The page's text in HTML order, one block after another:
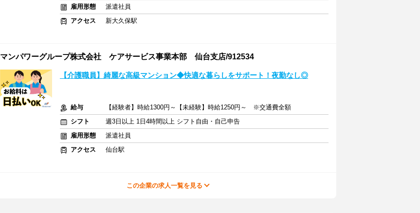
雇用形態
派遣社員
アクセス
新大久保駅
マンパワーグループ株式会社 ケアサービス事業本部 仙台支店/912534
【介護職員】綺麗な高級マンション◆快適な暮らしをサポート！夜勤なし◎
給与
【経験者】時給1300円～【未経験】時給1250円～ ※交通費全額
シフト
週3日以上 1日4時間以上 シフト自由・自己申告
雇用形態
派遣社員
アクセス
仙台駅
この企業の求人一覧を見る